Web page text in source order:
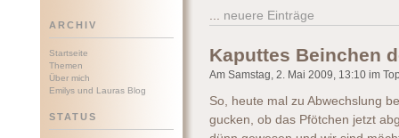
ARCHIV
Startseite
Themen
Über mich
Emilys und Lauras Blog
STATUS
... neuere Einträge
Kaputtes Beinchen
Am Samstag, 2. Mai 2009, 13:10 im
So, heute mal zu Abwechslung
gucken, ob das Pfötchen jetzt